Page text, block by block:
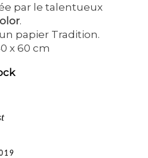
par le talentueux
.
papier Tradition.
x 60 cm